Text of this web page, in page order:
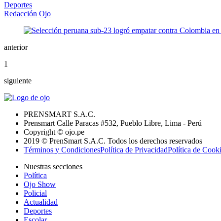
Deportes
Redacción Ojo
anterior
1
siguiente
PRENSMART S.A.C.
Prensmart Calle Paracas #532, Pueblo Libre, Lima - Perú
Copyright © ojo.pe
2019 © PrenSmart S.A.C. Todos los derechos reservados
Términos y CondicionesPolítica de PrivacidadPolítica de
Nuestras secciones
Política
Ojo Show
Policial
Actualidad
Deportes